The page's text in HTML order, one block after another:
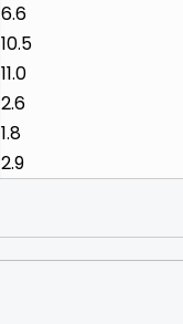
6.6
10.5
11.0
2.6
1.8
2.9